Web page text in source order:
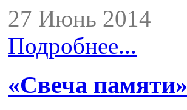
27 Июнь 2014
Подробнее...
«Свеча памяти»